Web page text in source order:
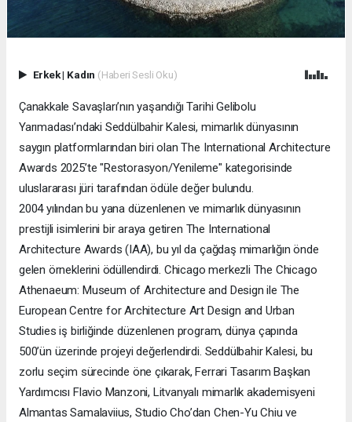
Erkek| Kadın (Haberi Sesli Oku)
Çanakkale Savaşları’nın yaşandığı Tarihi Gelibolu
Yarımadası’ndaki Seddülbahir Kalesi, mimarlık dünyasının
saygın platformlarından biri olan The International Architecture
Awards 2025’te "Restorasyon/Yenileme" kategorisinde
uluslararası jüri tarafından ödüle değer bulundu.
2004 yılından bu yana düzenlenen ve mimarlık dünyasının
prestijli isimlerini bir araya getiren The International
Architecture Awards (IAA), bu yıl da çağdaş mimarlığın önde
gelen örneklerini ödüllendirdi. Chicago merkezli The Chicago
Athenaeum: Museum of Architecture and Design ile The
European Centre for Architecture Art Design and Urban
Studies iş birliğinde düzenlenen program, dünya çapında
500’ün üzerinde projeyi değerlendirdi. Seddülbahir Kalesi, bu
zorlu seçim sürecinde öne çıkarak, Ferrari Tasarım Başkan
Yardımcısı Flavio Manzoni, Litvanyalı mimarlık akademisyeni
Almantas Samalaviius, Studio Cho’dan Chen-Yu Chiu ve